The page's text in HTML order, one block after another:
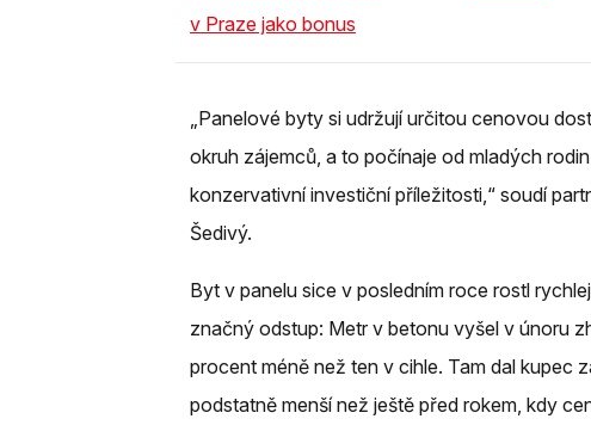
„Panelové byty si udržují určitou cenovou
okruh zájemců, a to počínaje od mladých
konzervativní investiční příležitosti,“ soudí
Šedivý.
Byt v panelu sice v posledním roce rostl
značný odstup: Metr v betonu vyšel v únoru
procent méně než ten v cihle. Tam dal kupec
podstatně menší než ještě před rokem, kdy